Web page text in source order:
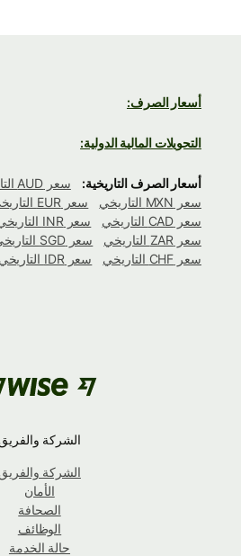
أسعار الصرف:
التحويلات المالية الدولية:
أسعار الصرف التاريخية: سعر AUD التاريخي
سعر MXN التاريخي
سعر EUR التاريخي
سعر CAD التاريخي
سعر INR التاريخي
سعر ZAR التاريخي
سعر SGD التاريخي
سعر CHF التاريخي
سعر IDR التاريخي
الشركة والفريق
الشركة والفريق
الأمان
الصحافة
الوظائف
حالة الخدمة